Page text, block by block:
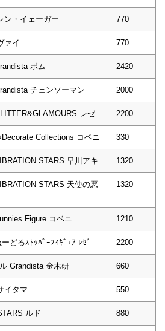
ン・イェーガー 770
ァイ 770
ボム 2420
チェンソーマン 2000
レゼ 2200
Collections コベニ 330
STARS 早川アキ 1320
STARS 天使の悪
1320
Figure コベニ 1210
どるｽﾄｯﾊﾟｰﾌｨｷﾞｭｱ ﾚｾﾞ 2200
Grandista 金木研 660
イタマ 550
ルド 880